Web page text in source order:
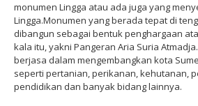
monumen Lingga atau ada juga yang
Lingga.Monumen yang berada tepat di
dibangun sebagai bentuk penghargaan
kala itu, yakni Pangeran Aria Suria
berjasa dalam mengembangkan kota
seperti pertanian, perikanan, kehutanan,
pendidikan dan banyak bidang lainnya.